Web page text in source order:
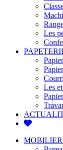
Les
Les